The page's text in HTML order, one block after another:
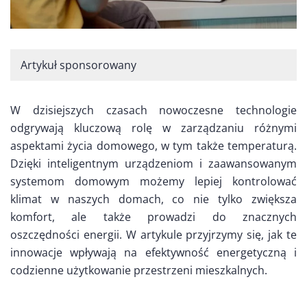
Artykuł sponsorowany
W dzisiejszych czasach nowoczesne technologie
odgrywają kluczową rolę w zarządzaniu różnymi
aspektami życia domowego, w tym także temperaturą.
Dzięki inteligentnym urządzeniom i zaawansowanym
systemom domowym możemy lepiej kontrolować
klimat w naszych domach, co nie tylko zwiększa
komfort, ale także prowadzi do znacznych
oszczędności energii. W artykule przyjrzymy się, jak te
innowacje wpływają na efektywność energetyczną i
codzienne użytkowanie przestrzeni mieszkalnych.